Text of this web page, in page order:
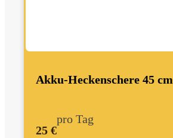
Akku-Heckenschere 45 cm
25 €
pro Tag